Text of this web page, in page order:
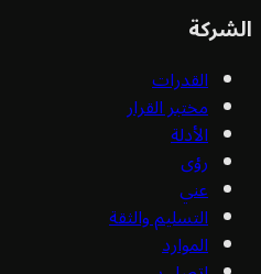
القدرات
مختبر القرار
الأدلة
رؤى
عني
التسليم والثقة
الموارد